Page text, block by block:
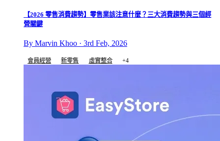
【2026 零售消費趨勢】零售業該注意什麼？三大消費趨勢與三個經
營關鍵
By Marvin Khoo · 3rd Feb, 2026
會員經營 新零售 虛實整合 +4